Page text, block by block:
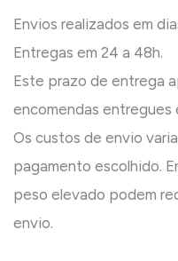
Envios realizados em
Entregas em 24 a 48h.
Este prazo de entrega
encomendas entregues
Os custos de envio
pagamento escolhido.
peso elevado podem
envio.